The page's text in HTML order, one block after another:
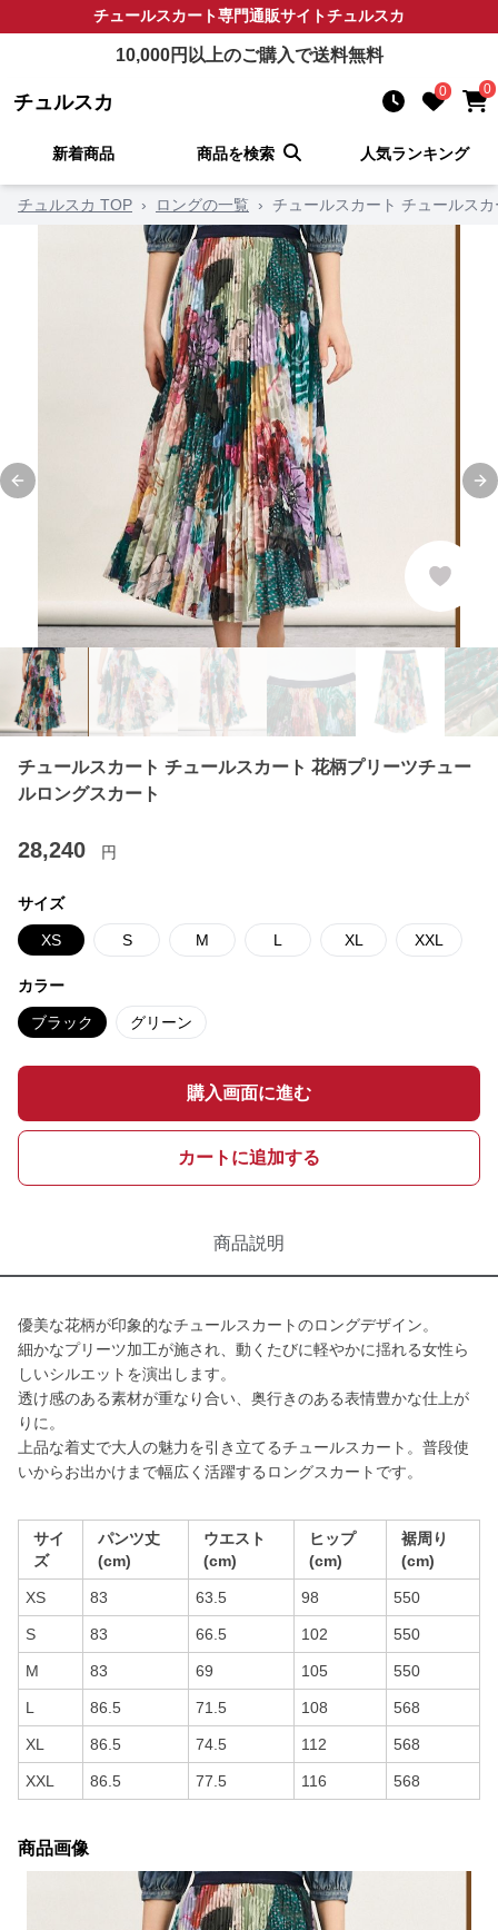
チュールスカート専門通販サイトチュルスカ
10,000円以上のご購入で送料無料
チュルスカ 0 0
新着商品 商品を検索 人気ランキング
チュルスカ TOP › ロングの一覧 › チュールスカート チュールス
Previous slide
チュールスカート チュールスカート 花柄プリーツチュー
ルロングスカート
28,240 円
サイズ
XS S M L XL XXL
カラー
ブラック グリーン
購入画面に進む
カートに追加する
商品説明
優美な花柄が印象的なチュールスカートのロングデザイン。
細かなプリーツ加工が施され、動くたびに軽やかに揺れる女性ら
しいシルエットを演出します。
透け感のある素材が重なり合い、奥行きのある表情豊かな仕上が
りに。
上品な着丈で大人の魅力を引き立てるチュールスカート。普段使
いからお出かけまで幅広く活躍するロングスカートです。
サイ
ズ
パンツ丈
(cm)
ウエスト
(cm)
ヒップ
(cm)
裾周り
(cm)
XS 83 63.5 98 550
S 83 66.5 102 550
M 83 69 105 550
L 86.5 71.5 108 568
XL 86.5 74.5 112 568
XXL 86.5 77.5 116 568
商品画像